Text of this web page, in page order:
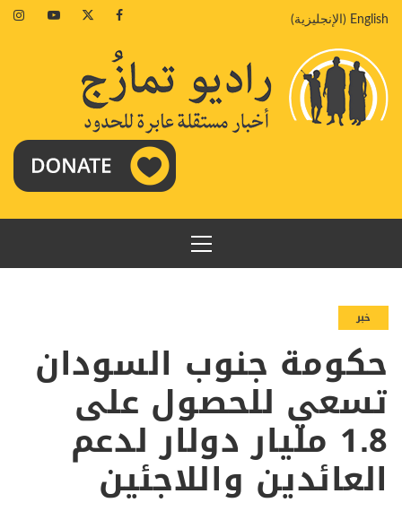
إلىEnglish
( الإنجليزية)
Facebook
Twitter
Youtube
القائمة
الرئيسية
خبر
حكومة جنوب السودان
تسعي للحصول على
1.8 مليار دولار لدعم
العائدين واللاجئين